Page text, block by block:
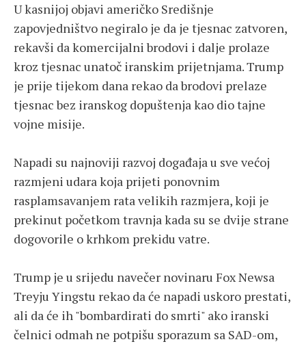
U kasnijoj objavi američko Središnje
zapovjedništvo negiralo je da je tjesnac zatvoren,
rekavši da komercijalni brodovi i dalje prolaze
kroz tjesnac unatoč iranskim prijetnjama. Trump
je prije tijekom dana rekao da brodovi prelaze
tjesnac bez iranskog dopuštenja kao dio tajne
vojne misije.
Napadi su najnoviji razvoj događaja u sve većoj
razmjeni udara koja prijeti ponovnim
rasplamsavanjem rata velikih razmjera, koji je
prekinut početkom travnja kada su se dvije strane
dogovorile o krhkom prekidu vatre.
Trump je u srijedu navečer novinaru Fox Newsa
Treyju Yingstu rekao da će napadi uskoro prestati,
ali da će ih "bombardirati do smrti" ako iranski
čelnici odmah ne potpišu sporazum sa SAD-om,